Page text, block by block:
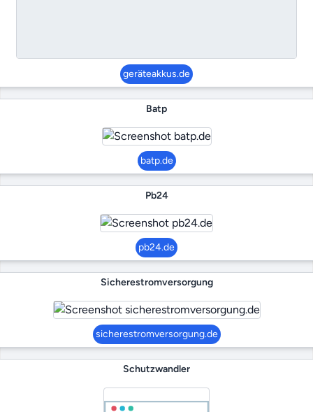
geräteakkus.de
Batp
batp.de
Pb24
pb24.de
Sicherestromversorgung
sicherestromversorgung.de
Schutzwandler